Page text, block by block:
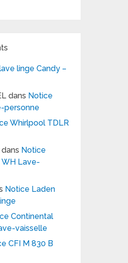
linge Candy –
dans Notice
personne
Whirlpool TDLR
dans Notice
Lave-
Notice Laden
Continental
vaisselle
CFI M 830 B